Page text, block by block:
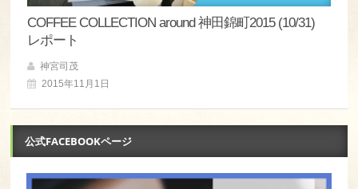
COFFEE COLLECTION around 神田錦町2015 (10/31)
レポート
神宮司茂
2015年11月1日
公式FACEBOOKページ